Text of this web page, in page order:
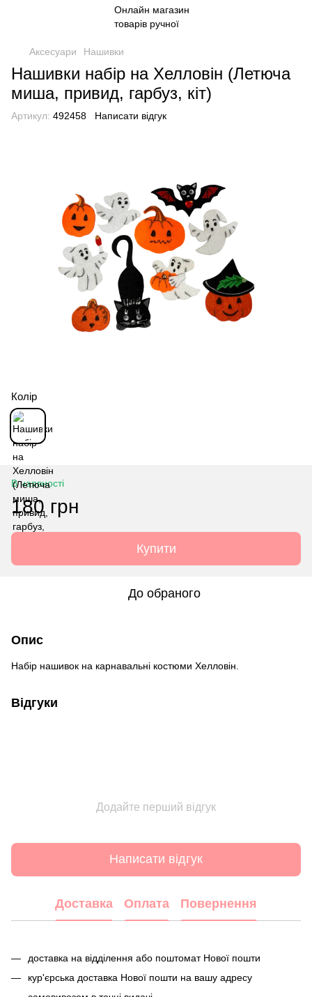
Аксесуари Нашивки
Нашивки набір на Хелловін (Летюча
миша, привид, гарбуз, кіт)
Артикул: 492458 Написати відгук
Колір
В наявності
180 грн
Купити
До обраного
Опис
Набір нашивок на карнавальні костюми Хелловін.
Відгуки
Додайте перший відгук
Написати відгук
Доставка Оплата Повернення
доставка на відділення або поштомат Нової пошти
кур'єрська доставка Нової пошти на вашу адресу